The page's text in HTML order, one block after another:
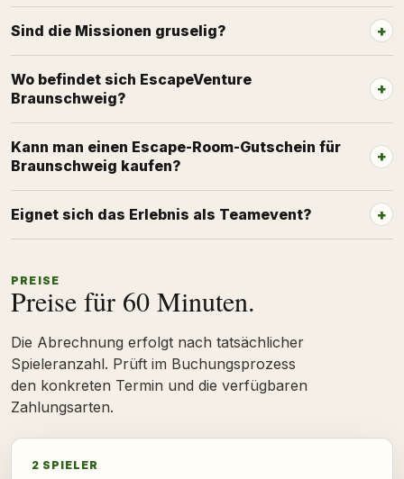
Sind die Missionen gruselig?
Wo befindet sich EscapeVenture
Braunschweig?
Kann man einen Escape-Room-Gutschein für
Braunschweig kaufen?
Eignet sich das Erlebnis als Teamevent?
PREISE
Preise für 60 Minuten.
Die Abrechnung erfolgt nach tatsächlicher
Spieleranzahl. Prüft im Buchungsprozess
den konkreten Termin und die verfügbaren
Zahlungsarten.
2 SPIELER